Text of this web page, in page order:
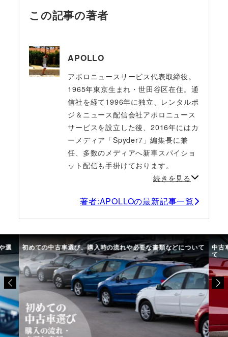
この記事の著者
APOLLO
アポロニュースサービス代表取締役。
1965年東京生まれ・世田谷区在住。通
信社を経て1996年に独立、レンタルポ
ジ＆ニュース配信会社アポロニュース
サービスを設立した後、2016年にはカ
ーメディア「Spyder7」編集長に兼
任、多数のメディアへ新車スパイショ
ット配信も手掛けております。
続きを見る
著者:APOLLOの最新記事一覧
選 初めての中古車選び、購入時の流れや必要な書類などについて 中古
て